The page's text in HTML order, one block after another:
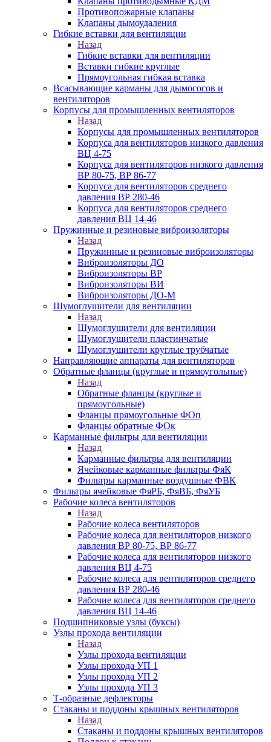
Противопожарные клапаны
Клапаны дымоудаления
Гибкие вставки для вентиляции
Назад
Гибкие вставки для вентиляции
Вставки гибкие круглые
Прямоугольная гибкая вставка
Всасывающие карманы для дымососов и
вентиляторов
Корпусы для промышленных вентиляторов
Назад
Корпусы для промышленных вентиляторов
Корпуса для вентиляторов низкого давления
ВЦ 4-75
Корпуса для вентиляторов низкого давления
ВР 80-75, ВР 86-77
Корпуса для вентиляторов среднего
давления ВР 280-46
Корпуса для вентиляторов среднего
давления ВЦ 14-46
Пружинные и резиновые виброизоляторы
Назад
Пружинные и резиновые виброизоляторы
Виброизоляторы ДО
Виброизоляторы ВР
Виброизоляторы ВИ
Виброизоляторы ДО-М
Шумоглушители для вентиляции
Назад
Шумоглушители для вентиляции
Шумоглушители пластинчатые
Шумоглушители круглые трубчатые
Направляющие аппараты для вентиляторов
Обратные фланцы (круглые и прямоугольные)
Назад
Обратные фланцы (круглые и
прямоугольные)
Фланцы прямоугольные ФОп
Фланцы обратные ФОк
Карманные фильтры для вентиляции
Назад
Карманные фильтры для вентиляции
Ячейковые карманные фильтры ФяК
Фильтры карманные воздушные ФВК
Фильтры ячейковые ФяРБ, ФяВБ, ФяУБ
Рабочие колеса вентиляторов
Назад
Рабочие колеса вентиляторов
Рабочие колеса для вентиляторов низкого
давления ВР 80-75, ВР 86-77
Рабочие колеса для вентиляторов низкого
давления ВЦ 4-75
Рабочие колеса для вентиляторов среднего
давления ВР 280-46
Рабочие колеса для вентиляторов среднего
давления ВЦ 14-46
Подшипниковые узлы (буксы)
Узлы прохода вентиляции
Назад
Узлы прохода вентиляции
Узлы прохода УП 1
Узлы прохода УП 2
Узлы прохода УП 3
Т-образные дефлекторы
Стаканы и поддоны крышных вентиляторов
Назад
Стаканы и поддоны крышных вентиляторов